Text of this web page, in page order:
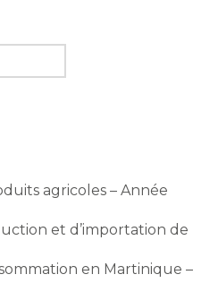
agricoles – Année
et d’importation de
en Martinique –